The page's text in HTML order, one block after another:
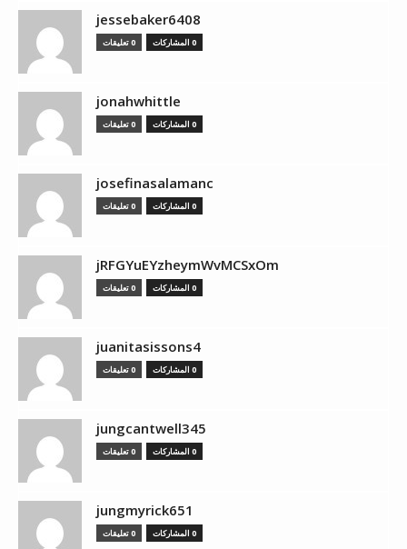
jessebaker6408
0 المشاركات 0 تعليقات
jonahwhittle
0 المشاركات 0 تعليقات
josefinasalamanc
0 المشاركات 0 تعليقات
jRFGYuEYzheymWvMCSxOm
0 المشاركات 0 تعليقات
juanitasissons4
0 المشاركات 0 تعليقات
jungcantwell345
0 المشاركات 0 تعليقات
jungmyrick651
0 المشاركات 0 تعليقات